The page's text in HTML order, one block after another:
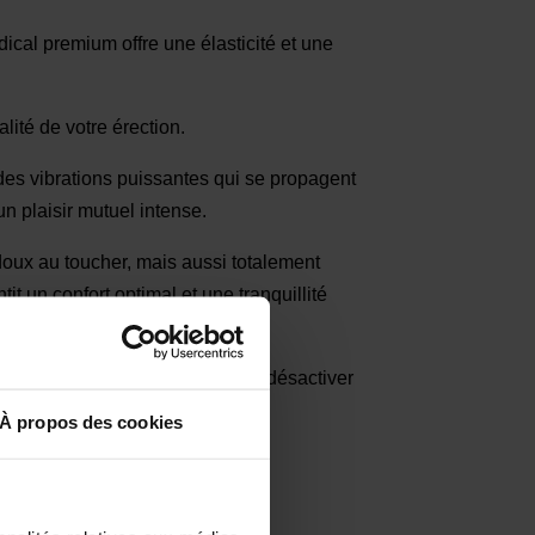
À propos des cookies
premium offre une élasticité et une
de votre érection.
vibrations puissantes qui se propagent
plaisir mutuel intense.
au toucher, mais aussi totalement
un confort optimal et une tranquillité
vous permet d'activer ou de désactiver
votre plaisir.